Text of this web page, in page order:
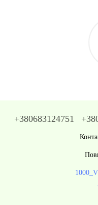
+380683124751